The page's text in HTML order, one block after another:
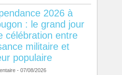
2026 à
: le grand jour
célébration entre
militaire et
populaire
- 07/08/2026